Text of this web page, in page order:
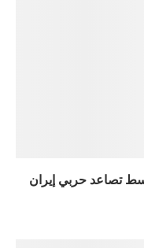
تصاعد حربي إيران